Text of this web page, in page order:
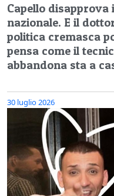
Capello
nazionale. E il
politica cremasca
pensa come il
abbandona sta a
30 luglio 2026